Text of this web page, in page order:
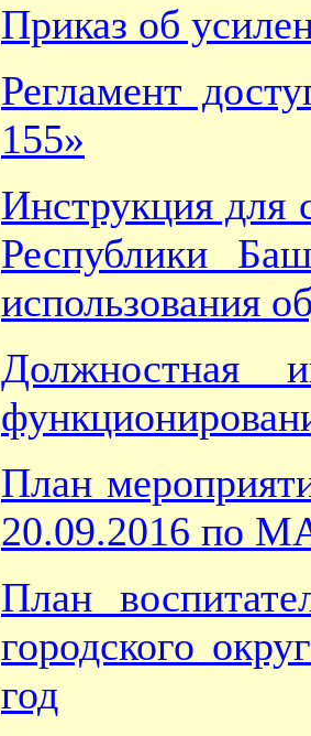
Приказ об
Регламент
155»
Инструкция
Республики
использования
Должностная
План
20.09.2016 по
План
городского
год